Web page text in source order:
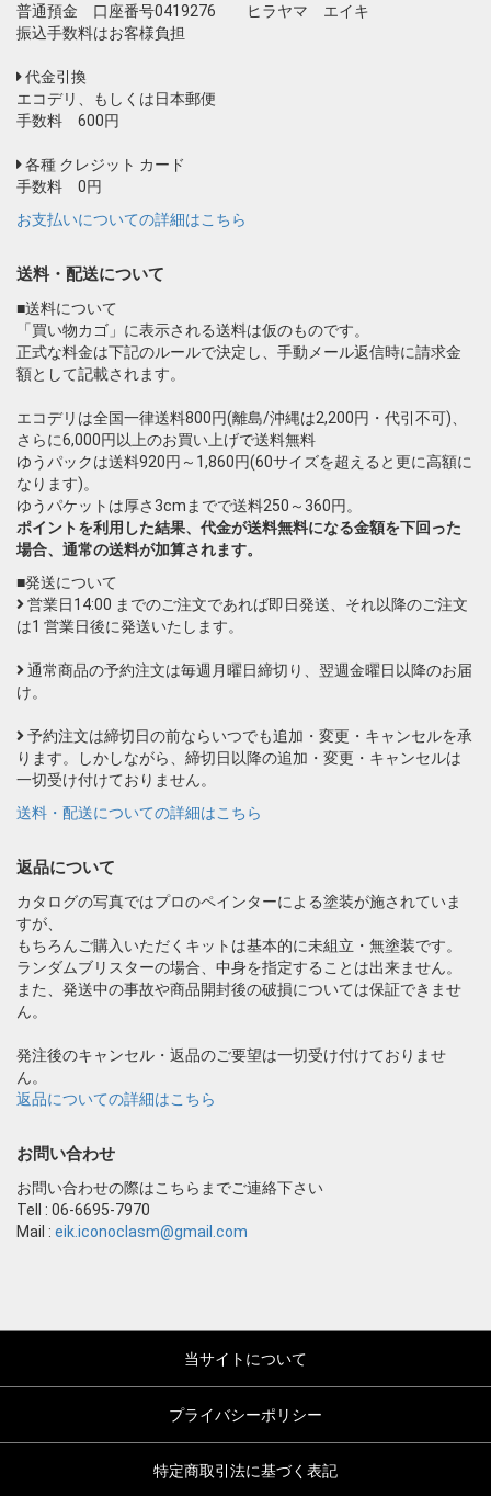
普通預金 口座番号0419276 ヒラヤマ エイキ
振込手数料はお客様負担
代金引換
エコデリ、もしくは日本郵便
手数料 600円
各種 クレジット カード
手数料 0円
お支払いについての詳細はこちら
送料・配送について
■送料について
「買い物カゴ」に表示される送料は仮のものです。
正式な料金は下記のルールで決定し、手動メール返信時に請求金
額として記載されます。
エコデリは全国一律送料800円(離島/沖縄は2,200円・代引不可)、
さらに6,000円以上のお買い上げで送料無料
ゆうパックは送料920円～1,860円(60サイズを超えると更に高額に
なります)。
ゆうパケットは厚さ3cmまでで送料250～360円。
ポイントを利用した結果、代金が送料無料になる金額を下回った
場合、通常の送料が加算されます。
■発送について
営業日14:00 までのご注文であれば即日発送、それ以降のご注文
は1 営業日後に発送いたします。
通常商品の予約注文は毎週月曜日締切り、翌週金曜日以降のお届
け。
予約注文は締切日の前ならいつでも追加・変更・キャンセルを承
ります。しかしながら、締切日以降の追加・変更・キャンセルは
一切受け付けておりません。
送料・配送についての詳細はこちら
返品について
カタログの写真ではプロのペインターによる塗装が施されていま
すが、
もちろんご購入いただくキットは基本的に未組立・無塗装です。
ランダムブリスターの場合、中身を指定することは出来ません。
また、発送中の事故や商品開封後の破損については保証できませ
ん。
発注後のキャンセル・返品のご要望は一切受け付けておりませ
ん。
返品についての詳細はこちら
お問い合わせ
お問い合わせの際はこちらまでご連絡下さい
Tell : 06-6695-7970
Mail : eik.iconoclasm@gmail.com
当サイトについて
プライバシーポリシー
特定商取引法に基づく表記